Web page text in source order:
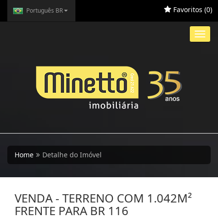
Português BR Favoritos (0)
Home Detalhe do Imóvel
VENDA - TERRENO COM 1.042M²
FRENTE PARA BR 116